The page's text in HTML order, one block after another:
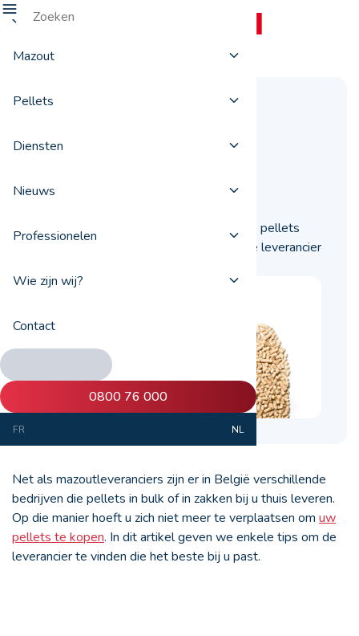
Mazout
Pellets
Diensten
Nieuws
Professionelen
Wie zijn wij?
Contact
0800 76 000
FR NL
pelletleverancier
U bent op zoek naar een leverancier die pellets
levert in België? Ontdek hoe u de juiste leverancier
Net als mazoutleveranciers zijn er in België verschillende
bedrijven die pellets in bulk of in zakken bij u thuis leveren.
Op die manier hoeft u zich niet meer te verplaatsen om uw
pellets te kopen. In dit artikel geven we enkele tips om de
leverancier te vinden die het beste bij u past.